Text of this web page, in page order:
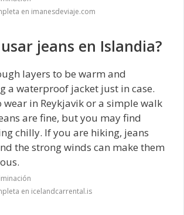
en imanesdeviaje.com
jeans en Islandia?
layers to be warm and
a waterproof jacket just in case.
wear in Reykjavik or a simple walk
are fine, but you may find
chilly. If you are hiking, jeans
the strong winds can make them
en icelandcarrental.is